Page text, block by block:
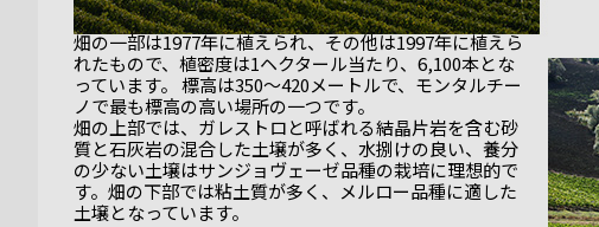
畑の一部は1977年に植えられ、その他は1997年に植えら
れたもので、植密度は1ヘクタール当たり、6,100本とな
っています。 標高は350～420メートルで、モンタルチー
ノで最も標高の高い場所の一つです。
畑の上部では、ガレストロと呼ばれる結晶片岩を含む砂
質と石灰岩の混合した土壌が多く、水捌けの良い、養分
の少ない土壌はサンジョヴェーゼ品種の栽培に理想的で
す。畑の下部では粘土質が多く、メルロー品種に適した
土壌となっています。